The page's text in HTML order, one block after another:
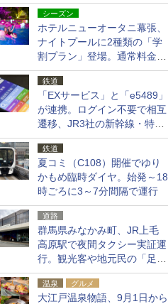
シーズン
ホテルニューオータニ幕張、
ナイトプールに2種類の「学
割プラン」登場。通常料金の
およそ半額でお得に夜活
鉄道
「EXサービス」と「e5489」
が連携。ログイン不要で相互
遷移、JR3社の新幹線・特急
予約をアプリで一括確認
鉄道
夏コミ（C108）開催でゆり
かもめ臨時ダイヤ。始発～18
時ごろに3～7分間隔で運行
道路
群馬県みなかみ町、JR上毛
高原駅で夜間タクシー実証運
行。観光客や地元民の「足が
ない」課題解消へ、木金土に
2台体制
温泉 グルメ
大江戸温泉物語、9月1日から